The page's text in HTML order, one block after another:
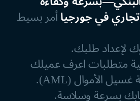
في جورجياأمر بسيط
لإعداد طلبك.
متطلبات اعرف عميلك
بسرعة وسلاسة.